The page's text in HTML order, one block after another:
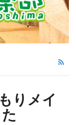
りメイ